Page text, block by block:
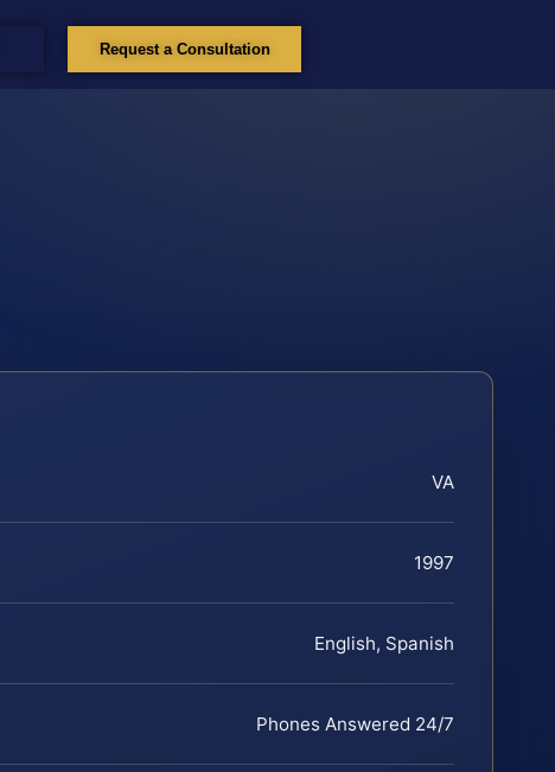
Request a Consultation
VA
1997
English, Spanish
Phones Answered 24/7